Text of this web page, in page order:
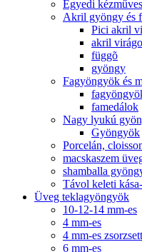
Egyedi
Akril gyöngy és
Pici akril
akril
függõ
gyöngy
Fagyöngyök és
famedálok
Nagy lyukú
Gyöngyök
Porcelán,
macskaszem
shamballa
Távol keleti
Üveg teklagyöngyök
10-12-14 mm-es
4 mm-es
4 mm-es zsorzsett
6 mm-es